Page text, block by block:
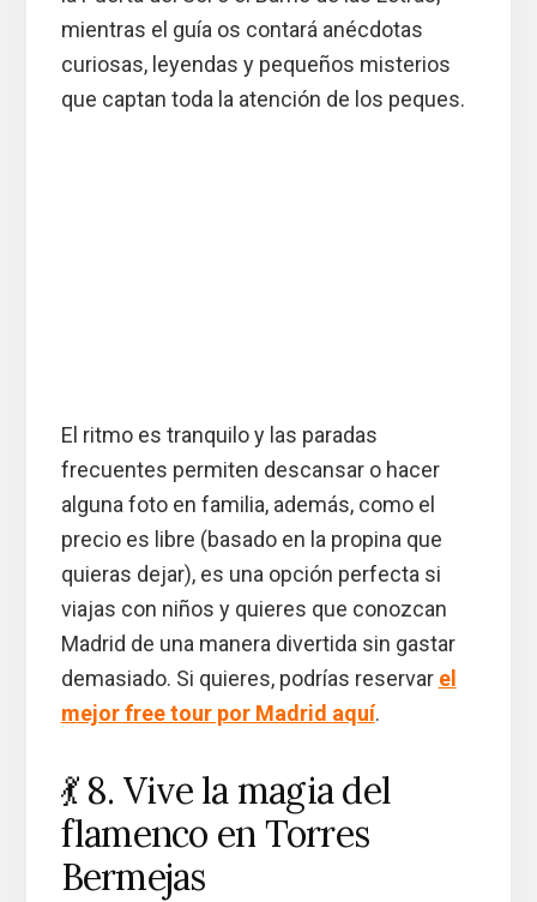
mientras el guía os contará anécdotas
curiosas, leyendas y pequeños misterios
que captan toda la atención de los peques.
El ritmo es tranquilo y las paradas
frecuentes permiten descansar o hacer
alguna foto en familia, además, como el
precio es libre (basado en la propina que
quieras dejar), es una opción perfecta si
viajas con niños y quieres que conozcan
Madrid de una manera divertida sin gastar
demasiado. Si quieres, podrías reservar el
mejor free tour por Madrid aquí.
💃 8. Vive la magia del
flamenco en Torres
Bermejas